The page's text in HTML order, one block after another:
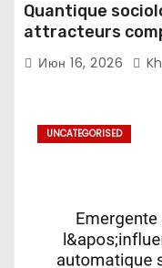
Quantique
attracteurs
du sommeil en
decisionnelle
Июн 16, 2026
UNCATEGORISED